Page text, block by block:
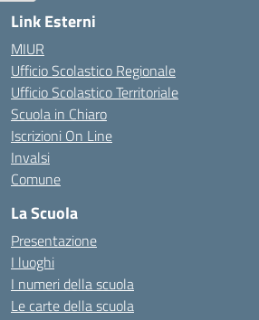
Link Esterni
MIUR
Ufficio Scolastico Regionale
Ufficio Scolastico Territoriale
Scuola in Chiaro
Iscrizioni On Line
Invalsi
Comune
La Scuola
Presentazione
I luoghi
I numeri della scuola
Le carte della scuola